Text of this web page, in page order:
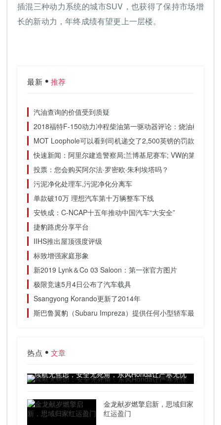
插混三种动力系统的城市SUV，也获得了保持市场增
长的新动力，年终成绩有望更上一层楼。
最新 推荐
汽油查询的价值受到质疑
2018福特F-150动力冲程柴油第一驱动器评论：烧油桃
MOT Loophole可以看到司机递交了2,500英镑的罚款和罚款
快速新闻：阿里尔建造警察局;兰博基尼赛车; VW的第一个XL1
投票：您会购买阿尔法·罗密欧·朱利埃塔吗？
污泥净化处理车,污泥净化分离车
单款破10万 理想汽车第十万辆整车下线
安铁成：C-NCAP十五年推动中国汽车“大安全”
捷豹路虎分享平台
IIHS推出屋顶强度评级
标致增强家庭形象
新2019 Lynk＆Co 03 Saloon：第一张官方图片
极限竞速5月4日公布了汽车载具
Ssangyong Korando更新了2014年
斯巴鲁翼豹（Subaru Impreza）提供任何小型轿车最热的年
热点 文章
续航无焦虑，安全无死角，东风Honda让严寒无忧
金龙献岁燃擎启新，思域归家
红运盈门